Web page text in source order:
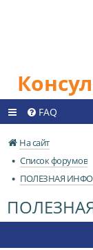
FAQ
На сайт
Список форумов
ПОЛЕЗНАЯ